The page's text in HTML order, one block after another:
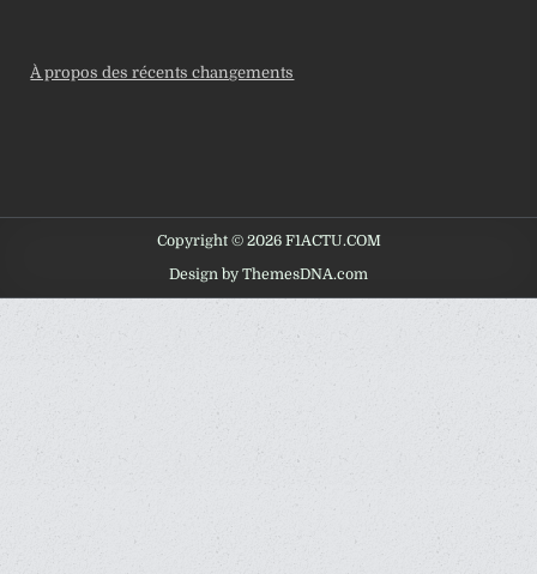
À propos des récents changements
Copyright © 2026 F1ACTU.COM
Design by ThemesDNA.com